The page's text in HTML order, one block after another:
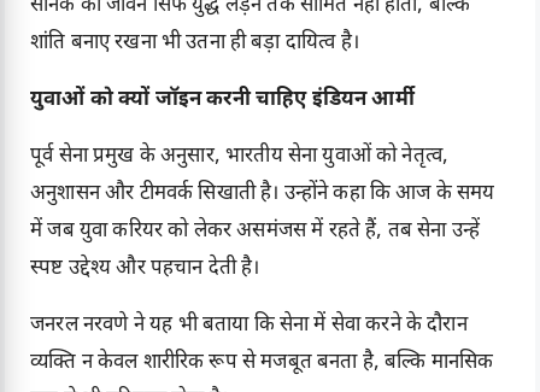
सैनिक का जीवन सिर्फ युद्ध लड़ने तक सीमित नहीं होता, बल्कि
शांति बनाए रखना भी उतना ही बड़ा दायित्व है।
युवाओं को क्यों जॉइन करनी चाहिए इंडियन आर्मी
पूर्व सेना प्रमुख के अनुसार, भारतीय सेना युवाओं को नेतृत्व,
अनुशासन और टीमवर्क सिखाती है। उन्होंने कहा कि आज के समय
में जब युवा करियर को लेकर असमंजस में रहते हैं, तब सेना उन्हें
स्पष्ट उद्देश्य और पहचान देती है।
जनरल नरवणे ने यह भी बताया कि सेना में सेवा करने के दौरान
व्यक्ति न केवल शारीरिक रूप से मजबूत बनता है, बल्कि मानसिक